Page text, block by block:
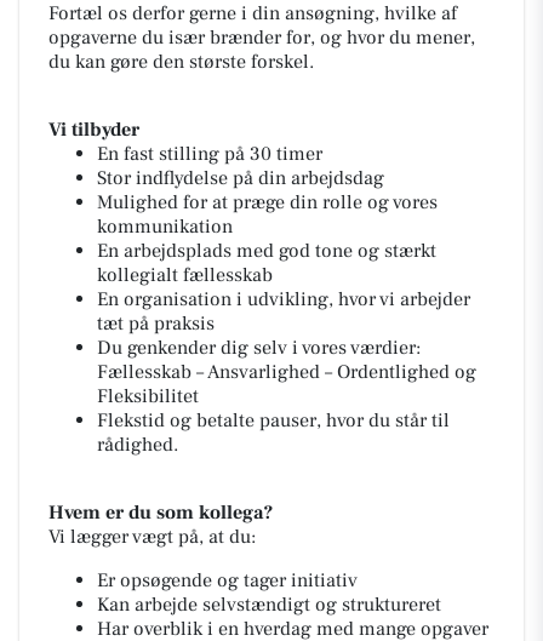
Fortæl os derfor gerne i din ansøgning, hvilke af
opgaverne du især brænder for, og hvor du mener,
du kan gøre den største forskel.
Vi tilbyder
En fast stilling på 30 timer
Stor indflydelse på din arbejdsdag
Mulighed for at præge din rolle og vores
kommunikation
En arbejdsplads med god tone og stærkt
kollegialt fællesskab
En organisation i udvikling, hvor vi arbejder
tæt på praksis
Du genkender dig selv i vores værdier:
Fællesskab – Ansvarlighed – Ordentlighed og
Fleksibilitet
Flekstid og betalte pauser, hvor du står til
rådighed.
Hvem er du som kollega?
Vi lægger vægt på, at du:
Er opsøgende og tager initiativ
Kan arbejde selvstændigt og struktureret
Har overblik i en hverdag med mange opgaver